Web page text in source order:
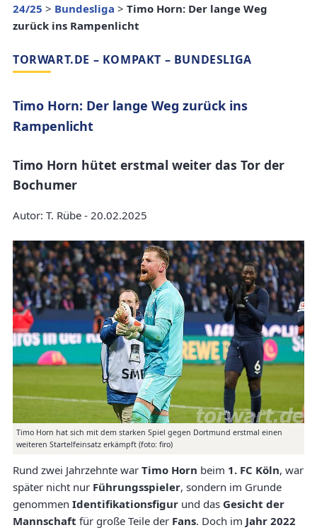
24/25 > Bundesliga > Timo Horn: Der lange Weg
zurück ins Rampenlicht
TORWART.DE – KOMPAKT – BUNDESLIGA
Timo Horn: Der lange Weg zurück ins
Rampenlicht
Timo Horn hütet erstmal weiter das Tor der
Bochumer
Autor: T. Rübe - 20.02.2025
Timo Horn hat sich mit dem starken Spiel gegen Dortmund erstmal einen
weiteren Startelfeinsatz erkämpft (foto: firo)
Rund zwei Jahrzehnte war Timo Horn beim 1. FC Köln, war
später nicht nur Führungsspieler, sondern im Grunde
genommen Identifikationsfigur und das Gesicht der
Mannschaft für große Teile der Fans. Doch im Jahr 2022